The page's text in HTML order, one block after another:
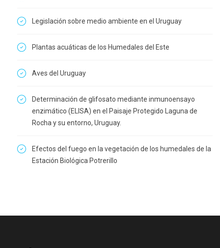
Legislación sobre medio ambiente en el Uruguay
Plantas acuáticas de los Humedales del Este
Aves del Uruguay
Determinación de glifosato mediante inmunoensayo
enzimático (ELISA) en el Paisaje Protegido Laguna de
Rocha y su entorno, Uruguay.
Efectos del fuego en la vegetación de los humedales de la
Estación Biológica Potrerillo